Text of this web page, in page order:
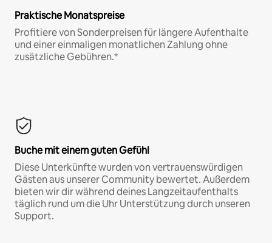
Praktische Monatspreise
Profitiere von Sonderpreisen für längere Aufenthalte
und einer einmaligen monatlichen Zahlung ohne
zusätzliche Gebühren.*
Buche mit einem guten Gefühl
Diese Unterkünfte wurden von vertrauenswürdigen
Gästen aus unserer Community bewertet. Außerdem
bieten wir dir während deines Langzeitaufenthalts
täglich rund um die Uhr Unterstützung durch unseren
Support.